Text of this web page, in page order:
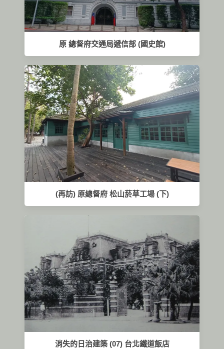
原 總督府交通局遞信部 (國史館)
(再訪) 原總督府 松山菸草工場 (下)
消失的日治建築 (07) 台北鐵道飯店